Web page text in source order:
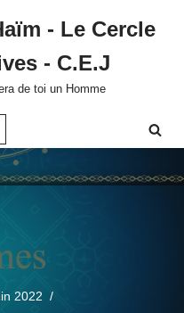
- Le Cercle
- C.E.J
de toi un Homme
2022